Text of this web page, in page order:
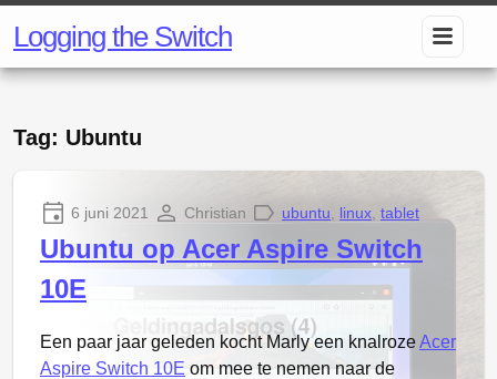
Logging the Switch
Tag: Ubuntu
6 juni 2021 Christian ubuntu linux tablet
Ubuntu op Acer Aspire Switch
10E
Een paar jaar geleden kocht Marly een knalrozeAcer
Aspire Switch 10E om mee te nemen naar de